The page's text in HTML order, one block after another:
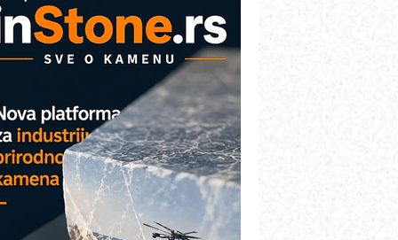
- Lim i mašine za savremena